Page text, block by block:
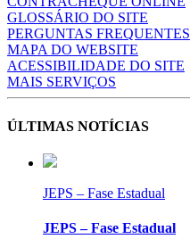
GLOSSÁRIO DO SITE
PERGUNTAS FREQUENTES
MAPA DO WEBSITE
ACESSIBILIDADE DO SITE
MAIS SERVIÇOS
ÚLTIMAS NOTÍCIAS
JEPS – Fase Estadual
JEPS – Fase Estadual